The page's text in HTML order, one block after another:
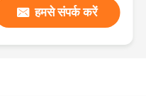
हमसे संपर्क करें